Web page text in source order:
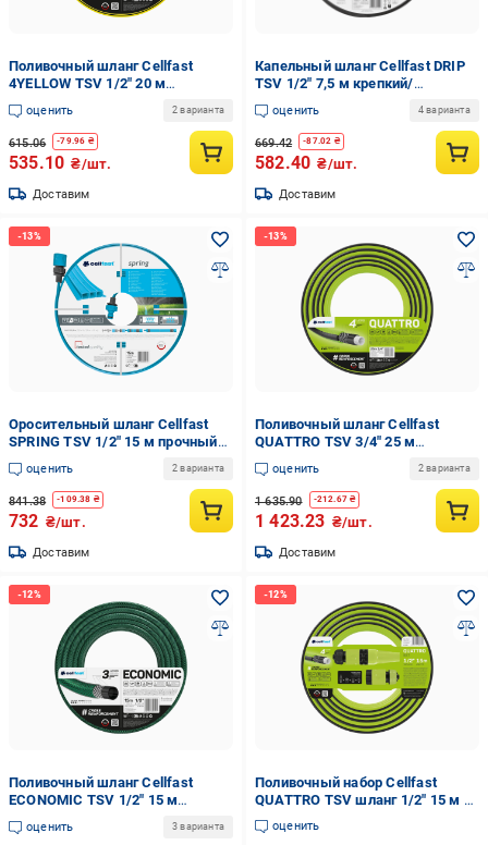
Поливочный шланг Cellfast
4YELLOW TSV 1/2" 20 м
прочный/износостойкий/легкий
и гибкий для ежедневного
полива
оценить 2 варианта
615.06 -79.96 ₴
535.10 ₴/шт.
Доставим
Капельный шланг Cellfast DRIP
TSV 1/2" 7,5 м крепкий/
износостойкий/легкий и гибкий
для ежедневного полива
оценить 4 варианта
669.42 -87.02 ₴
582.40 ₴/шт.
Доставим
Оросительный шланг Cellfast
SPRING TSV 1/2" 15 м прочный/
износостойкий/легкий и гибкий
для ежедневного полива
оценить 2 варианта
841.38 -109.38 ₴
732 ₴/шт.
Доставим
Поливочный шланг Cellfast
QUATTRO TSV 3/4" 25 м
прочный/износостойкий/легкий
и гибкий для ежедневного
полива
оценить 2 варианта
1 635.90 -212.67₴
1 423.23 ₴/шт.
Доставим
Поливочный шланг Cellfast
ECONOMIC TSV 1/2" 15 м
прочный/износостойкий/легкий
и гибкий для ежедневного
оценить 3 варианта
Поливочный набор Cellfast
QUATTRO TSV шланг 1/2" 15 м и
комплект коннекторов прочный/
износостойкий/легкий и гибкий
оценить